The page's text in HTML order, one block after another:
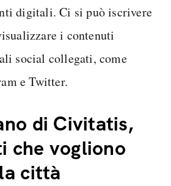
digitali. Ci si può iscrivere
i contenuti
social collegati, come
e Twitter.
di Civitatis,
che vogliono
città